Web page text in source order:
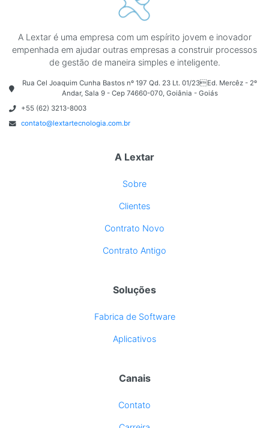
A Lextar é uma empresa com um espírito jovem e inovador
empenhada em ajudar outras empresas a construir processos
de gestão de maneira simples e inteligente.
Rua Cel Joaquim Cunha Bastos nº 197 Qd. 23 Lt. 01/23Ed. Mercêz - 2º
Andar, Sala 9 - Cep 74660-070, Goiânia - Goiás
+55 (62) 3213-8003
contato@lextartecnologia.com.br
A Lextar
Sobre
Clientes
Contrato Novo
Contrato Antigo
Soluções
Fabrica de Software
Aplicativos
Canais
Contato